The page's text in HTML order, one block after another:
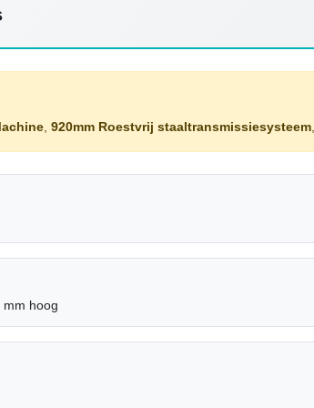
920mm Roestvrij staaltransmissiesysteem
hoog